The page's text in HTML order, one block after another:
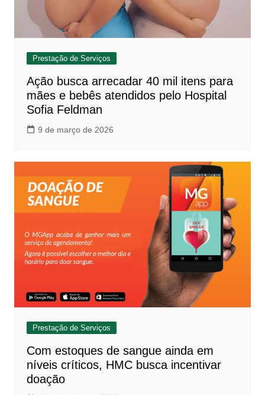
Prestação de Serviços
Ação busca arrecadar 40 mil itens para
mães e bebês atendidos pelo Hospital
Sofia Feldman
9 de março de 2026
Prestação de Serviços
Com estoques de sangue ainda em
níveis críticos, HMC busca incentivar
doação